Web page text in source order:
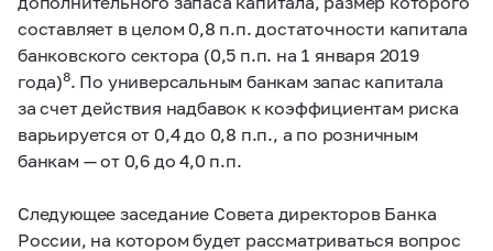
составляет в целом 0,8 п.п. достаточности капитала
банковского сектора (0,5 п.п. на 1 января 2019
года)8. По универсальным банкам запас капитала
за счет действия надбавок к коэффициентам риска
варьируется от 0,4 до 0,8 п.п., а по розничным
банкам — от 0,6 до 4,0 п.п.
Следующее заседание Совета директоров Банка
России, на котором будет рассматриваться вопрос